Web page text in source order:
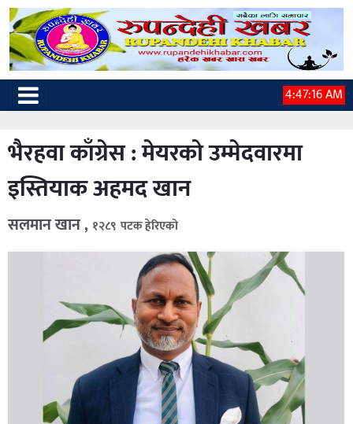
4:47:16 AM
भैरहवा काँग्रेस : मेयरको उम्मेदवारमा
इस्तियाक अहमद खान
सलमान खान , १२८९ पटक हेरिएको